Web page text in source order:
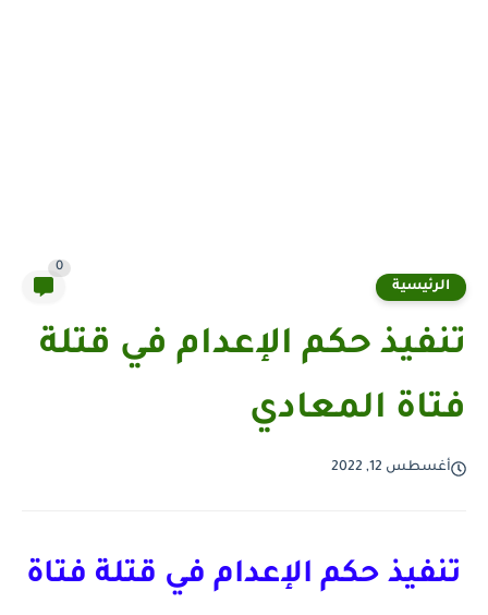
الرئيسية
0
تنفيذ حكم الإعدام في قتلة
فتاة المعادي
أغسطس 12, 2022
تنفيذ حكم الإعدام في قتلة فتاة